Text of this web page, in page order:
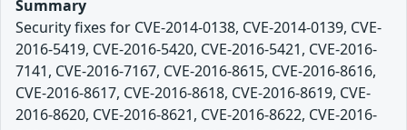
Summary
Security fixes for CVE-2014-0138, CVE-2014-0139, CVE-
2016-5419, CVE-2016-5420, CVE-2016-5421, CVE-2016-
7141, CVE-2016-7167, CVE-2016-8615, CVE-2016-8616,
CVE-2016-8617, CVE-2016-8618, CVE-2016-8619, CVE-
2016-8620, CVE-2016-8621, CVE-2016-8622, CVE-2016-